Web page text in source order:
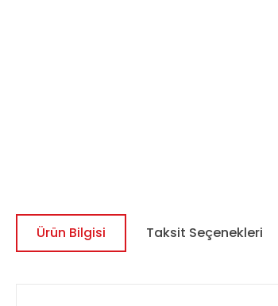
Ürün Bilgisi Taksit Seçenekleri